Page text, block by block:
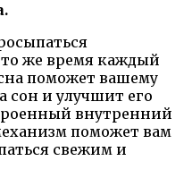
же время каждый
поможет вашему
сон и улучшит его
внутренний
поможет вам
свежим и